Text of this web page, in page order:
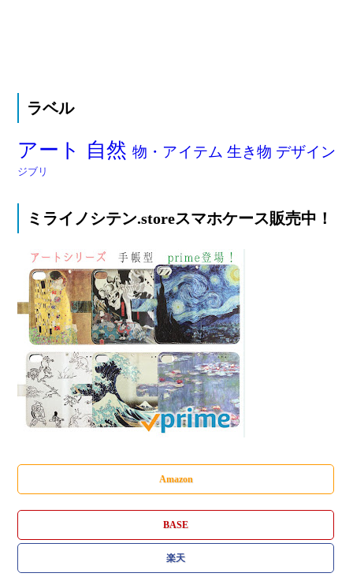
ラベル
アート 自然 物・アイテム 生き物 デザイン
ジブリ
ミライノシテン.storeスマホケース販売中！
Amazon
BASE
楽天